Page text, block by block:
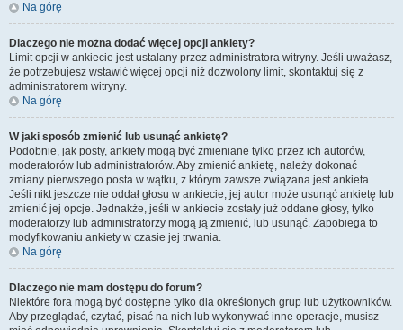
Na górę
Dlaczego nie można dodać więcej opcji ankiety?
Limit opcji w ankiecie jest ustalany przez administratora witryny. Jeśli uważasz,
że potrzebujesz wstawić więcej opcji niż dozwolony limit, skontaktuj się z
administratorem witryny.
Na górę
W jaki sposób zmienić lub usunąć ankietę?
Podobnie, jak posty, ankiety mogą być zmieniane tylko przez ich autorów,
moderatorów lub administratorów. Aby zmienić ankietę, należy dokonać
zmiany pierwszego posta w wątku, z którym zawsze związana jest ankieta.
Jeśli nikt jeszcze nie oddał głosu w ankiecie, jej autor może usunąć ankietę lub
zmienić jej opcje. Jednakże, jeśli w ankiecie zostały już oddane głosy, tylko
moderatorzy lub administratorzy mogą ją zmienić, lub usunąć. Zapobiega to
modyfikowaniu ankiety w czasie jej trwania.
Na górę
Dlaczego nie mam dostępu do forum?
Niektóre fora mogą być dostępne tylko dla określonych grup lub użytkowników.
Aby przeglądać, czytać, pisać na nich lub wykonywać inne operacje, musisz